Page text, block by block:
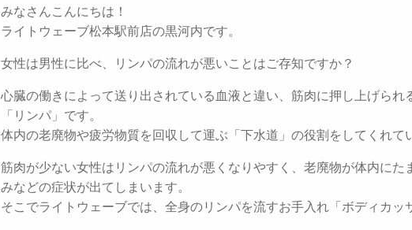
みなさんこんにちは！
ライトウェーブ松本駅前店の黒河内です。
女性は男性に比べ、リンパの流れが悪いことはご存知ですか？
心臓の働きによって送り出されている血液と違い、筋肉に押し上げられ
「リンパ」です。
体内の老廃物や疲労物質を回収して運ぶ「下水道」の役割をしてくれて
筋肉が少ない女性はリンパの流れが悪くなりやすく、老廃物が体内にた
みなどの症状が出てしまいます。
そこでライトウェーブでは、全身のリンパを流すお手入れ「ボディカッ